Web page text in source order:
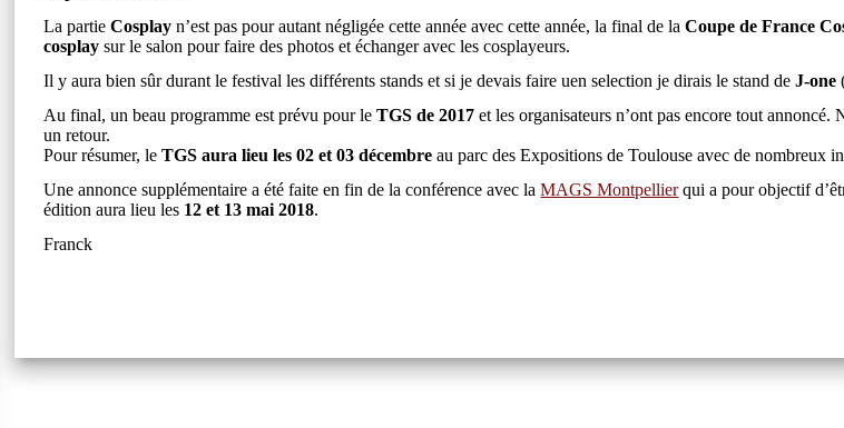
La partieCosplay n’est pas pour autant négligée cette année avec cette année, la final de laCoupe de France
cosplay sur le salon pour faire des photos et échanger avec les cosplayeurs.
Il y aura bien sûr durant le festival les différents stands et si je devais faire uen selection je dirais le stand deJ-one
Au final, un beau programme est prévu pour leTGS de 2017 et les organisateurs n’ont pas encore tout
un retour.
Pour résumer, leTGS aura lieu les 02 et 03 décembre au parc des Expositions de Toulouse avec de nombreux
Une annonce supplémentaire a été faite en fin de la conférence avec laMAGS Montpellierqui a pour objectif
édition aura lieu les 12 et 13 mai 2018.
Franck